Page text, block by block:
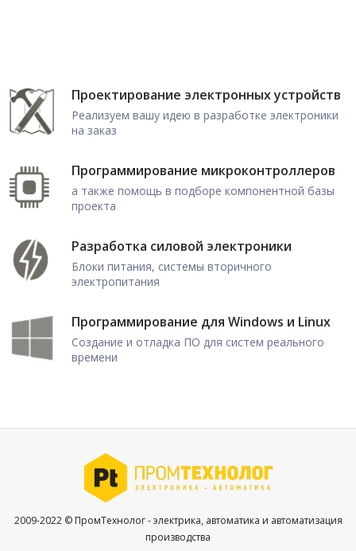
Проектирование электронных устройств
Реализуем вашу идею в разработке электроники
на заказ
Программирование микроконтроллеров
а также помощь в подборе компонентной базы
проекта
Разработка силовой электроники
Блоки питания, системы вторичного
электропитания
Программирование для Windows и Linux
Создание и отладка ПО для систем реального
времени
2009-2022 © ПромТехнолог - электрика, автоматика и автоматизация
производства